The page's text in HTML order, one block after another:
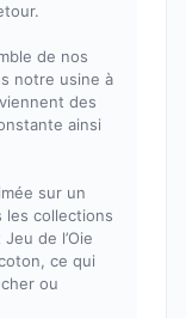
de nos
notre usine à
des
ainsi
sur un
les collections
de l’Oie
ce qui
ou